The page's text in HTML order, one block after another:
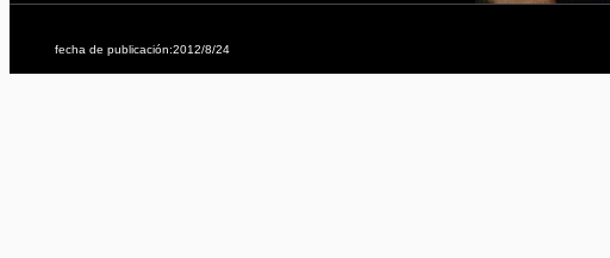
fecha de publicación:2012/8/24